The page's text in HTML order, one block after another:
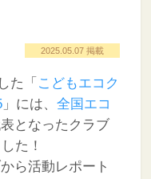
2025.05.07 掲載
た「 こどもエコク
」には、 全国エコ
となったクラブ
た！
ら活動レポート